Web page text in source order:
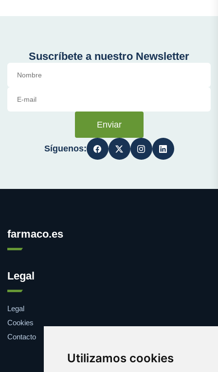
Utilizamos cookies
Suscríbete a nuestro Newsletter
Enviar
Síguenos:
farmaco.es
Legal
Legal
Cookies
Contacto